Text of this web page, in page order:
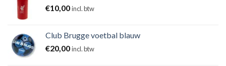
€10,00incl. btw
Club Brugge voetbal blauw
€20,00incl. btw